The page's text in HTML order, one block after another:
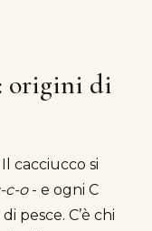
origini di
cacciucco si
c-o- e ogni C
pesce. C’è chi